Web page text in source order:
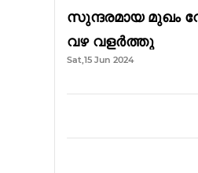
സുന്ദരമായ മുഖം
വഴ വളർത്തു
Sat,15 Jun 2024